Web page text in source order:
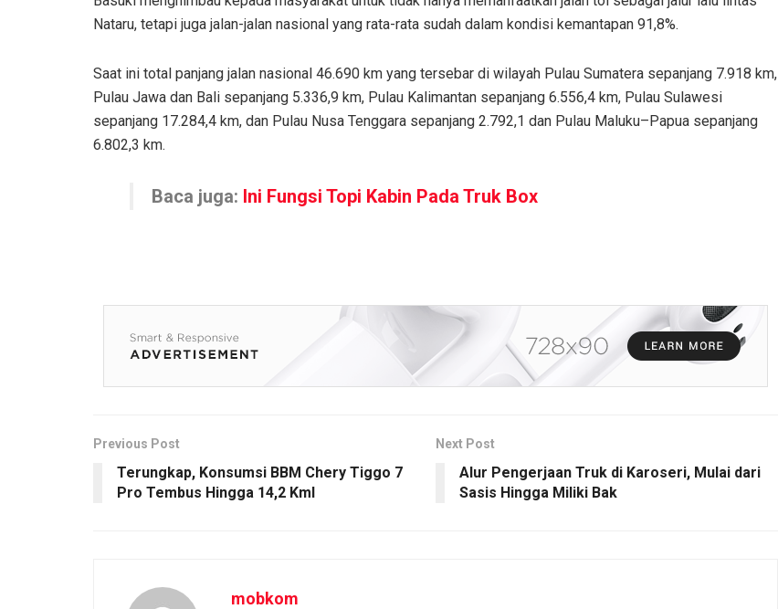
Nataru, tetapi juga jalan-jalan nasional yang rata-rata sudah dalam kondisi kemantapan 91,8%.
Saat ini total panjang jalan nasional 46.690 km yang tersebar di wilayah Pulau Sumatera sepanjang 7.918 km,
Pulau Jawa dan Bali sepanjang 5.336,9 km, Pulau Kalimantan sepanjang 6.556,4 km, Pulau Sulawesi
sepanjang 17.284,4 km, dan Pulau Nusa Tenggara sepanjang 2.792,1 dan Pulau Maluku–Papua sepanjang
6.802,3 km.
Baca juga: Ini Fungsi Topi Kabin Pada Truk Box
Previous Post
Terungkap, Konsumsi BBM Chery Tiggo 7
Pro Tembus Hingga 14,2 Kml
Next Post
Alur Pengerjaan Truk di Karoseri, Mulai dari
Sasis Hingga Miliki Bak
mobkom